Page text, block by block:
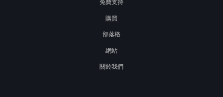
免費支持
購買
部落格
網站
關於我們